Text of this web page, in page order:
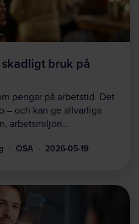
bruk på
pengar på arbetstid. Det
– och kan ge allvarliga
arbetsmiljön…
OSA 2026-05-19